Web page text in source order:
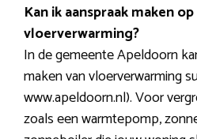
Kan ik aanspraak maken
vloerverwarming?
In de gemeente Apeldoorn
maken van vloerverwarming
www.apeldoorn.nl). Voor
zoals een warmtepomp,